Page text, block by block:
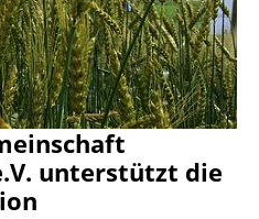
unterstützt die